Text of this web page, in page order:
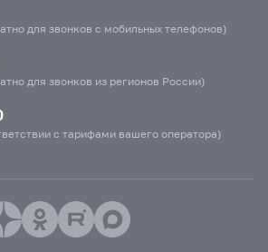
для звонков с мобильных телефонов)
для звонков из регионов России)
с тарифами вашего оператора)